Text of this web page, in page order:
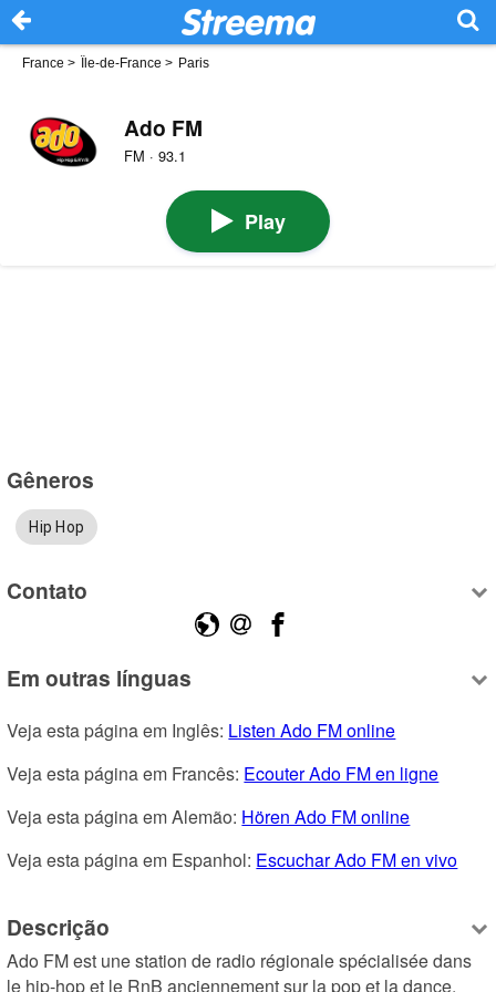
France > Île-de-France > Paris
Ado FM
FM · 93.1
Play
Gêneros
Hip Hop
Contato
Em outras línguas
Veja esta página em Inglês: Listen Ado FM online
Veja esta página em Francês: Ecouter Ado FM en ligne
Veja esta página em Alemão: Hören Ado FM online
Veja esta página em Espanhol: Escuchar Ado FM en vivo
Descrição
Ado FM est une station de radio régionale spécialisée dans
le hip-hop et le RnB anciennement sur la pop et la dance.